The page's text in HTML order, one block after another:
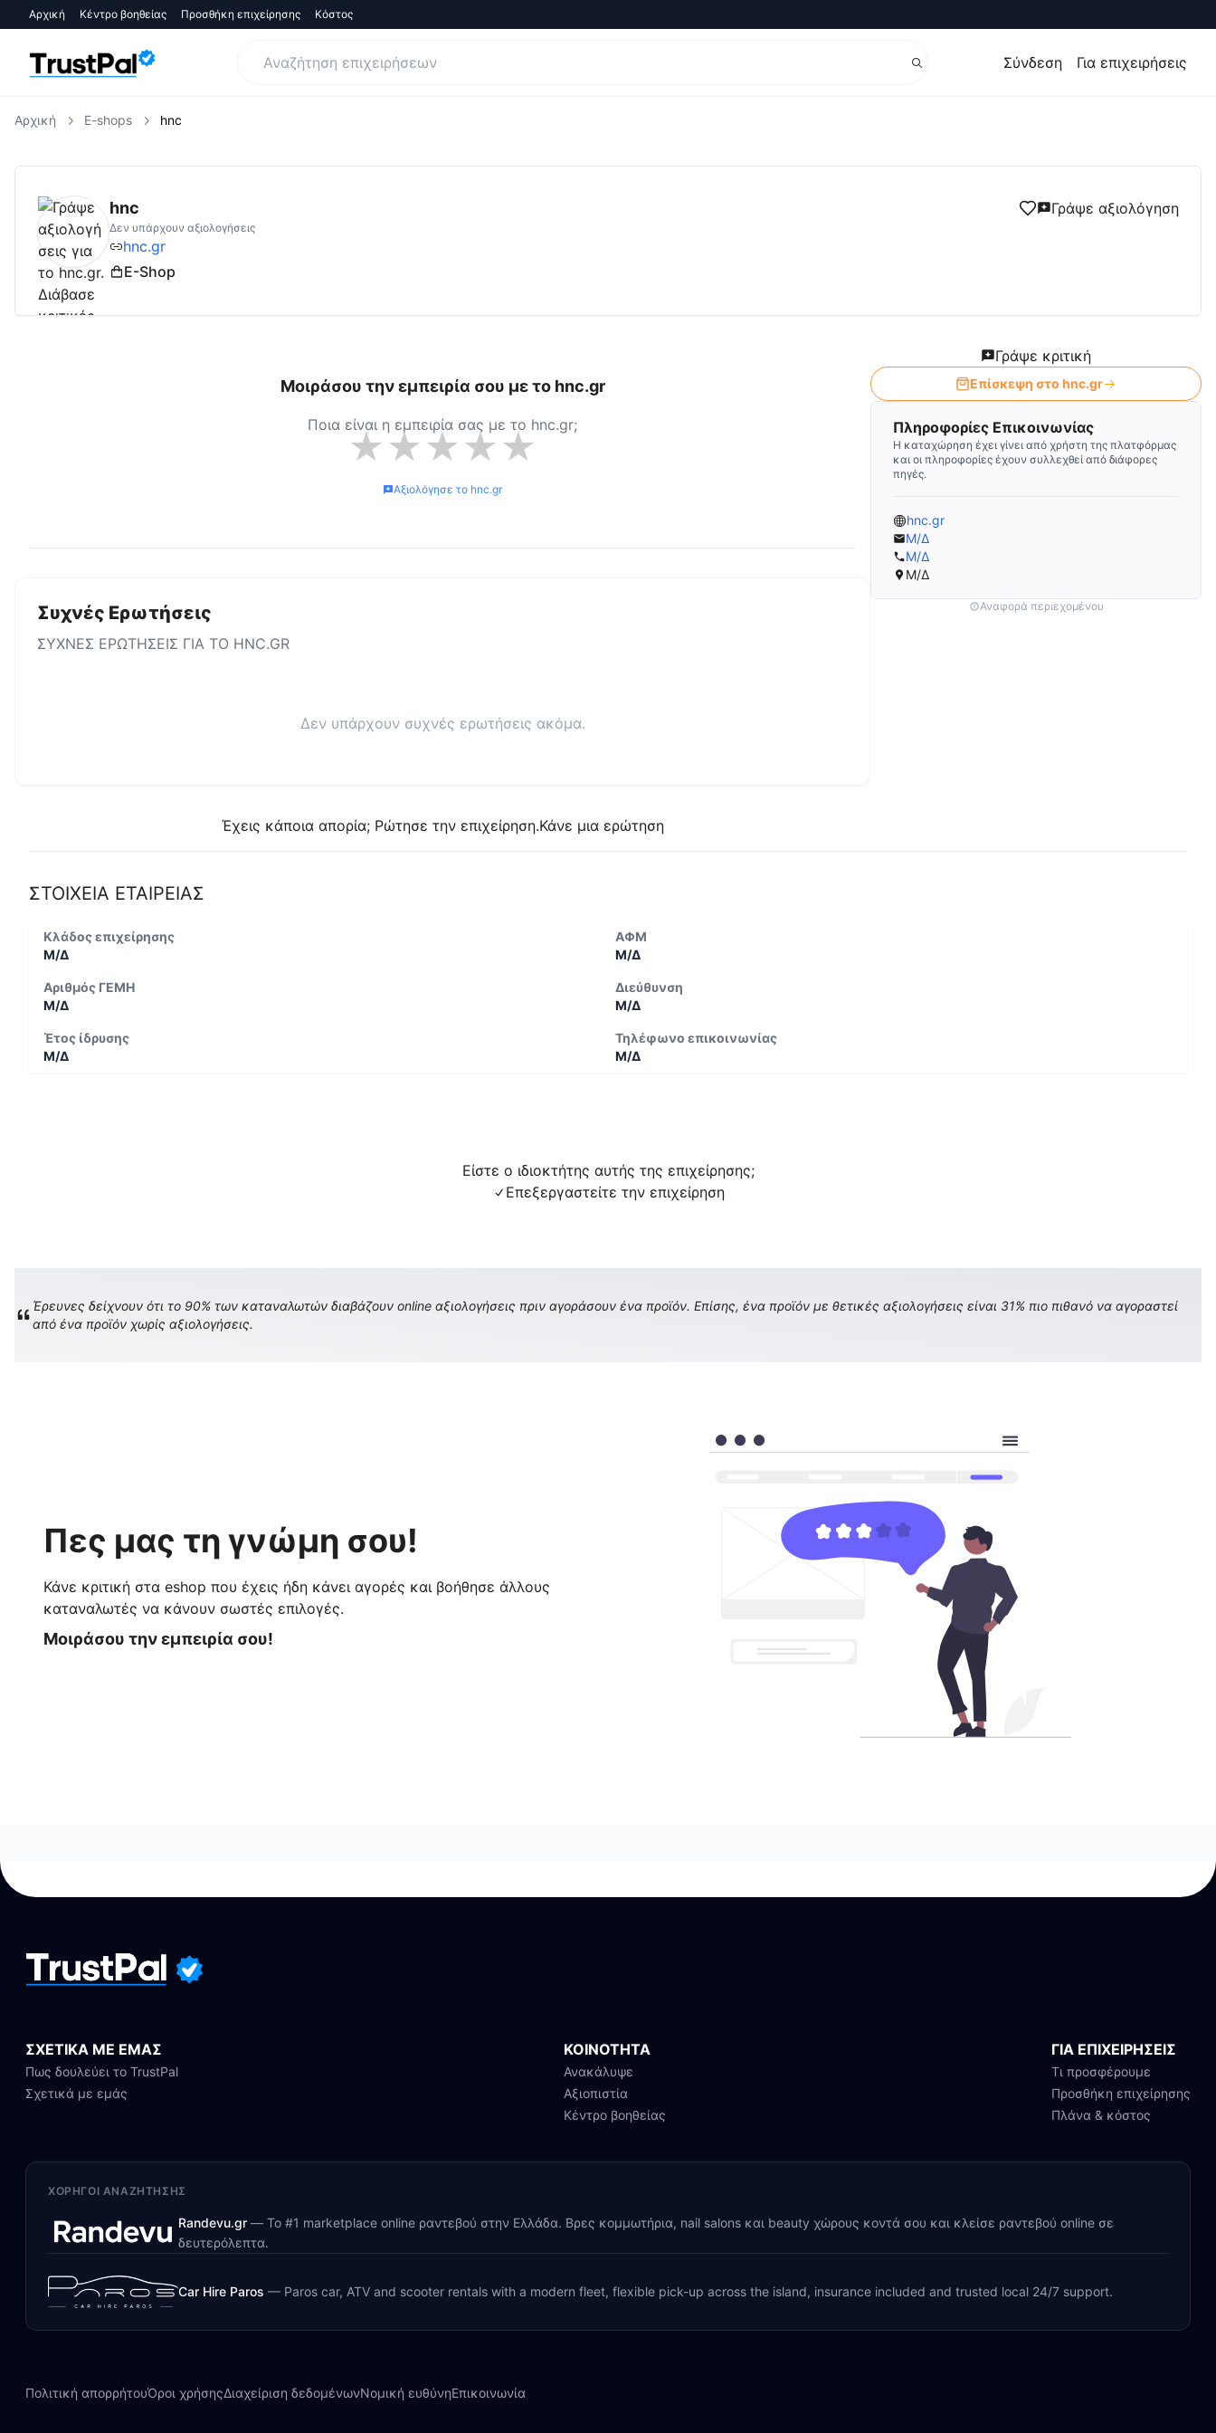
Αρχική Κέντρο βοηθείας Προσθήκη επιχείρησης Κόστος
Σύνδεση Για επιχειρήσεις
Αρχική E-shops hnc
hnc.gr
hnc Γράψε αξιολόγηση
Δεν υπάρχουν αξιολογήσεις
hnc.gr
E-Shop
Μοιράσου την εμπειρία σου με το hnc.gr
Ποια είναι η εμπειρία σας με το hnc.gr;
★★★★★
Αξιολόγησε το hnc.gr
Συχνές Ερωτήσεις
ΣΥΧΝΕΣ ΕΡΩΤΗΣΕΙΣ ΓΙΑ ΤΟ HNC.GR
Δεν υπάρχουν συχνές ερωτήσεις ακόμα.
Έχεις κάποια απορία; Ρώτησε την επιχείρηση.Κάνε μια ερώτηση
Γράψε κριτική
Επίσκεψη στο hnc.gr
Πληροφορίες Επικοινωνίας
Η καταχώρηση έχει γίνει από χρήστη της πλατφόρμας
και οι πληροφορίες έχουν συλλεχθεί από διάφορες
πηγές.
hnc.gr
Μ/Δ
Μ/Δ
Μ/Δ
Αναφορά περιεχομένου
ΣΤΟΙΧΕΙΑ ΕΤΑΙΡΕΙΑΣ
Κλάδος επιχείρησης
Μ/Δ
ΑΦΜ
Μ/Δ
Αριθμός ΓΕΜΗ
Μ/Δ
Διεύθυνση
Μ/Δ
Έτος ίδρυσης
Μ/Δ
Τηλέφωνο επικοινωνίας
Μ/Δ
Είστε ο ιδιοκτήτης αυτής της επιχείρησης;
Επεξεργαστείτε την επιχείρηση
Έρευνες δείχνουν ότι το 90% των καταναλωτών διαβάζουν online αξιολογήσεις πριν αγοράσουν ένα προϊόν. Επίσης, ένα προϊόν με θετικές αξιολογήσεις είναι 31% πιο πιθανό να αγοραστεί
από ένα προϊόν χωρίς αξιολογήσεις.
Πες μας τη γνώμη σου!
Κάνε κριτική στα eshop που έχεις ήδη κάνει αγορές και βοήθησε άλλους
καταναλωτές να κάνουν σωστές επιλογές.
Μοιράσου την εμπειρία σου!
ΣΧΕΤΙΚΑ ΜΕ ΕΜΑΣ
Πως δουλεύει το TrustPal
Σχετικά με εμάς
ΚΟΙΝΟΤΗΤΑ
Ανακάλυψε
Αξιοπιστία
Κέντρο βοηθείας
ΓΙΑ ΕΠΙΧΕΙΡΗΣΕΙΣ
Τι προσφέρουμε
Προσθήκη επιχείρησης
Πλάνα & κόστος
ΧΟΡΗΓΟΊ ΑΝΑΖΉΤΗΣΗΣ
Randevu.gr — Το #1 marketplace online ραντεβού στην Ελλάδα. Βρες κομμωτήρια, nail salons και beauty χώρους κοντά σου και κλείσε ραντεβού online σε
δευτερόλεπτα.
Car Hire Paros — Paros car, ATV and scooter rentals with a modern fleet, flexible pick-up across the island, insurance included and trusted local 24/7 support.
Πολιτική απορρήτουΌροι χρήσηςΔιαχείριση δεδομένωνΝομική ευθύνηΕπικοινωνία